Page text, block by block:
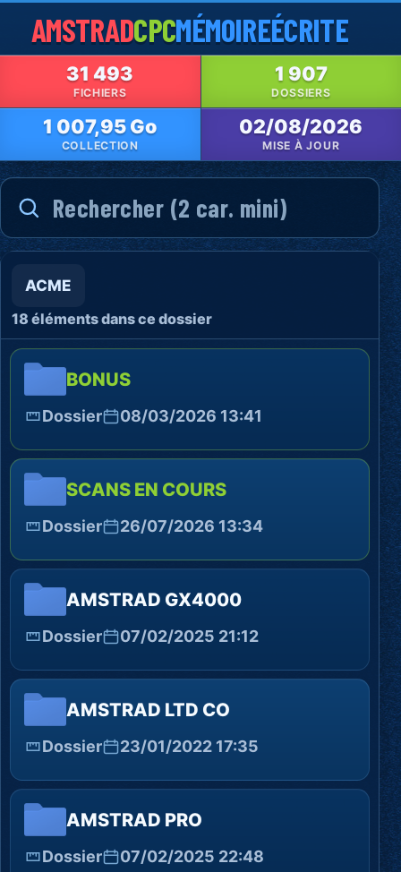
AMSTRADCPCMÉMOIREÉCRITE
31 493
FICHIERS
1 907
DOSSIERS
1 007,95 Go
COLLECTION
02/08/2026
MISE À JOUR
ACME
18 éléments dans ce dossier
BONUS
Dossier 08/03/2026 13:41
SCANS EN COURS
Dossier 26/07/2026 13:34
AMSTRAD GX4000
Dossier 07/02/2025 21:12
AMSTRAD LTD CO
Dossier 23/01/2022 17:35
AMSTRAD PRO
Dossier 07/02/2025 22:48